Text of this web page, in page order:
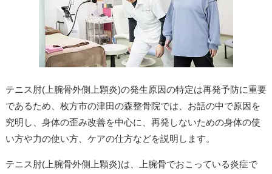
テニス肘(上腕骨外側上顆炎)の発生原因の特定は再発予防に重要
であるため、枚方市の津田の森整骨院では、お話の中で原因を
究明し、身体の歪み改善を中心に、再発しないための身体の使
い方や力の使い方、ケアの仕方などを説明します。
テニス肘(上腕骨外側上顆炎)は、上腕骨でおこっている炎症で